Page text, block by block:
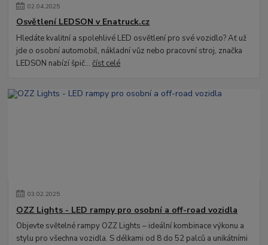
02.04.2025
Osvětlení LEDSON v Enatruck.cz
Hledáte kvalitní a spolehlivé LED osvětlení pro své vozidlo? Ať už
jde o osobní automobil, nákladní vůz nebo pracovní stroj, značka
LEDSON nabízí špič...číst celé
03.02.2025
OZZ Lights - LED rampy pro osobní a off-road vozidla
Objevte světelné rampy OZZ Lights – ideální kombinace výkonu a
stylu pro všechna vozidla. S délkami od 8 do 52 palců a unikátními